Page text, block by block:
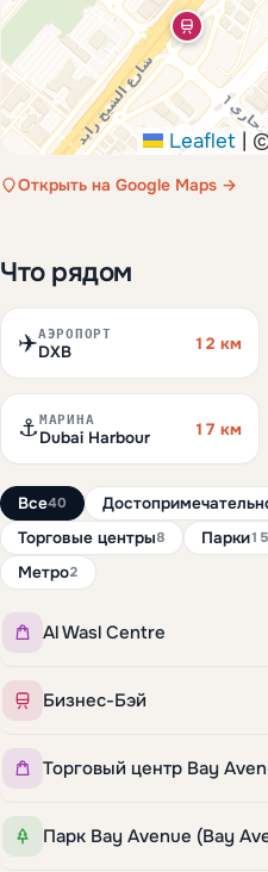
Leaflet |
Открыть на Google Maps →
Что рядом
✈️АЭРОПОРТ
DXB 12 км
⚓ МАРИНА
Dubai Harbour 17 км
Все40
Торговые центры8 Парки15
Метро2
Al Wasl Centre
Бизнес-Бэй
Торговый центр Bay
Парк Bay Avenue (Bay